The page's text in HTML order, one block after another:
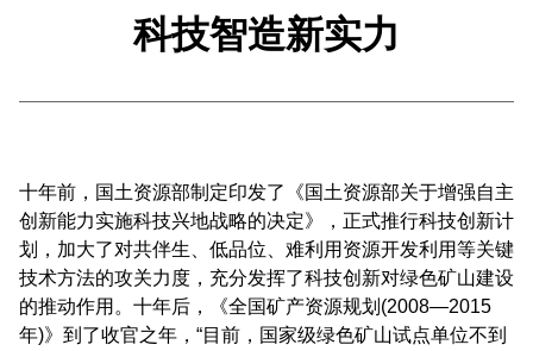
科技智造新实力
十年前，国土资源部制定印发了《国土资源部关于增强自主
创新能力实施科技兴地战略的决定》，正式推行科技创新计
划，加大了对共伴生、低品位、难利用资源开发利用等关键
技术方法的攻关力度，充分发挥了科技创新对绿色矿山建设
的推动作用。十年后，《全国矿产资源规划(2008—2015
年)》到了收官之年，“目前，国家级绿色矿山试点单位不到